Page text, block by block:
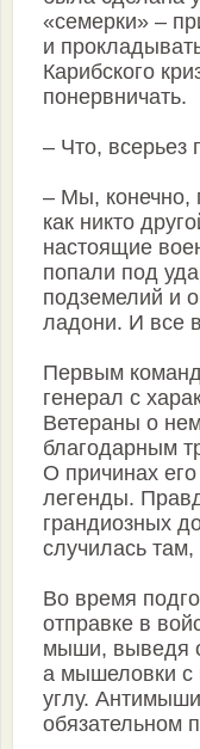
«семерки» –
и
Карибского
понервничать.
– Что, всерьез
– Мы, конечно,
как никто
настоящие
попали под
подземелий и
ладони. И все
Первым
генерал с
Ветераны о
благодарным
О причинах
легенды.
грандиозных
случилась
Во время
отправке в
мыши, выведя
а мышеловки с
углу.
обязательном